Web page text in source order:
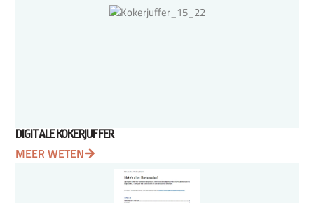
DIGITALE KOKERJUFFER
MEER WETEN